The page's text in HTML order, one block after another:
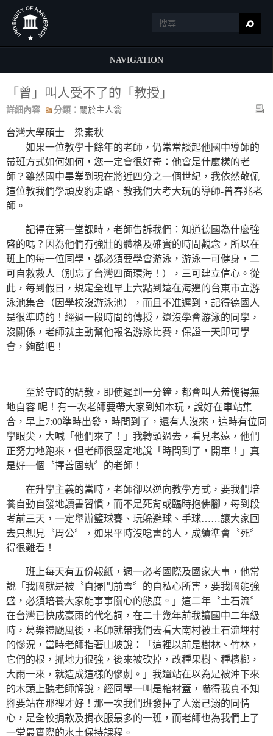
NAVIGATION
「曾」叫人受不了的「教授」
詳細內容 分類： 關於主人翁
台灣大學碩士 梁素秋
如果一位教學十餘年的老師，仍常常談起他國中導師的
帶班方式如何如何，您一定會很好奇：他會是什麼樣的老
師？雖然國中畢業到現在將近四分之一個世紀，我依然敬佩
這位教我們學頑皮豹走路、教我們大考大玩的導師-曾春兆老
師。
記得在第一堂課時，老師告訴我們：知道德國為什麼強
盛的嗎？因為他們有強壯的體格及確實的時間觀念，所以在
班上的每一位同學，都必須要學會游泳，游泳一可健身，二
可自救救人（別忘了台灣四面環海！），三可建立信心。從
此，每到假日，規定全班早上六點到遠在海邊的台東市立游
泳池集合（因學校沒游泳池），而且不准遲到，記得德國人
是很準時的！經過一段時間的傳授，還沒學會游泳的同學，
沒關係，老師就主動幫他報名游泳比賽，保證一天即可學
會，夠酷吧！
至於守時的調教，即使遲到一分鐘，都會叫人羞愧得無
地自容 呢！有一次老師要帶大家到知本玩，說好在車站集
合，早上7:00準時出發，時間到了，還有人沒來，這時有位同
學眼尖，大喊「他們來了！」我轉頭過去，看見老遠，他們
正努力地跑來，但老師很堅定地說「時間到了，開車！」真
是好一個〝擇善固執〞的老師！
在升學主義的當時，老師卻以逆向教學方式，要我們培
養自動自發地讀書習慣，而不是死背或臨時抱佛腳，每到段
考前三天，一定舉辦籃球賽、玩躲避球、手球……讓大家回
去只想見〝周公〞，如果平時沒唸書的人，成績準會〝死〞
得很難看！
班上每天有五份報紙，週一必考國際及國家大事，他常
說「我國就是被〝自掃門前雪〞的自私心所害，要我國能強
盛，必須培養大家能事事關心的態度。」這二年〝土石流〞
在台灣已快成豪雨的代名詞，在二十幾年前我讀國中二年級
時，葛樂禮颱風後，老師就帶我們去看大南村被土石流埋村
的慘況，當時老師指著山坡說：「這裡以前是樹林、竹林，
它們的根，抓地力很強，後來被砍掉，改種果樹、種檳榔，
大雨一來，就造成這樣的慘劇。」我還站在以為是被沖下來
的木頭上聽老師解說，經同學一叫是棺材蓋，嚇得我真不知
腳要站在那裡才好！那一次我們班發揮了人溺己溺的同情
心，是全校捐款及捐衣服最多的一班，而老師也為我們上了
一堂最實際的水土保持課程。